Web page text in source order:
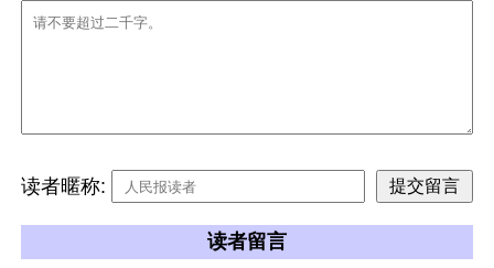
读者暱称:
读者留言